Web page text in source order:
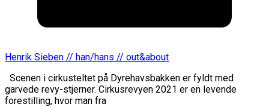
Henrik Sieben // han/hans // out&about
Scenen i cirkusteltet på Dyrehavsbakken er fyldt med
garvede revy-stjerner. Cirkusrevyen 2021 er en levende
forestilling, hvor man fra